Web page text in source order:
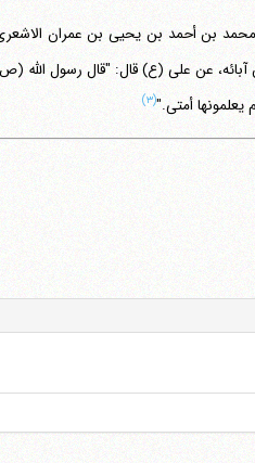
بن أحمد بن یحیی بن عمران
عن علی (ع) قال: "قال رسول الله
یعلمونها أمتی."(۳)